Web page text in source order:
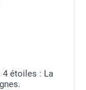
4 étoiles : La